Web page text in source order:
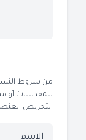
من شروط النشر
للمقدسات أو
التحريض